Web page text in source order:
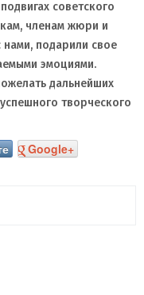
советского
членам жюри и
нами, подарили свое
эмоциями.
дальнейших
творческого
Google+